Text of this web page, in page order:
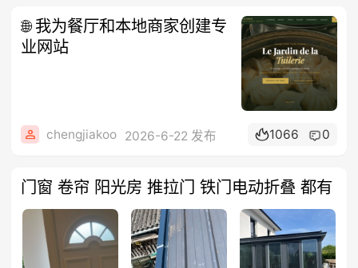
🌐 我为餐厅和本地商家创建专
业网站
chengjiakoo 2026-6-22 发布 1066 0
门窗 卷帘 阳光房 推拉门 铁门电动折叠 都有